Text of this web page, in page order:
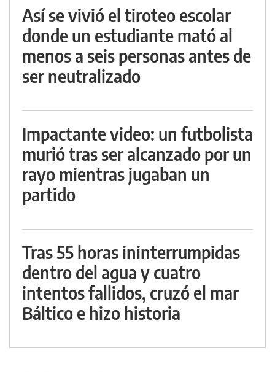
Así se vivió el tiroteo escolar
donde un estudiante mató al
menos a seis personas antes de
ser neutralizado
Impactante video: un futbolista
murió tras ser alcanzado por un
rayo mientras jugaban un
partido
Tras 55 horas ininterrumpidas
dentro del agua y cuatro
intentos fallidos, cruzó el mar
Báltico e hizo historia